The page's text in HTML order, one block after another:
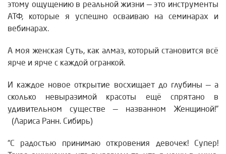
этому ощущению в реальной жизни — это инструменты
АТФ, которые я успешно осваиваю на семинарах и
вебинарах.
А моя женская Суть, как алмаз, который становится всё
ярче и ярче с каждой огранкой.
И каждое новое открытие восхищает до глубины — а
сколько невыразимой красоты ещё спрятано в
удивительном существе — названном Женщиной!”
(Лариса Ранн. Сибирь)
“С радостью принимаю откровения девочек! Супер!